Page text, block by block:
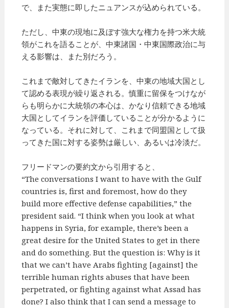
で、また実態に即したニュアンスが込められている。
ただし、中東の現地に及ぼす強大な権力を持つ米大統
領がこれを語ることが、中東諸国・中東国際政治に与
える影響は、また別だろう。
これまで敵対してきたイランを、中東の地域大国とし
て認める表現が繰り返される。慎重に留保をつけなが
らも明らかに大統領の本心は、かなり信頼できる地域
大国としてイランを評価していることが分かるように
なっている。それに対して、これまで同盟国として扱
ってきた国に対する姿勢は厳しい、あるいは冷淡だ。
フリードマンの要約文から引用すると、
“The conversations I want to have with the Gulf
countries is, first and foremost, how do they
build more effective defense capabilities,” the
president said. “I think when you look at what
happens in Syria, for example, there’s been a
great desire for the United States to get in there
and do something. But the question is: Why is it
that we can’t have Arabs fighting [against] the
terrible human rights abuses that have been
perpetrated, or fighting against what Assad has
done? I also think that I can send a message to